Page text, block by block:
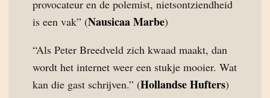
provocateur en de polemist, nietsontziendheid
is een vak” (Nausicaa Marbe)
“Als Peter Breedveld zich kwaad maakt, dan
wordt het internet weer een stukje mooier. Wat
kan die gast schrijven.” (Hollandse Hufters)